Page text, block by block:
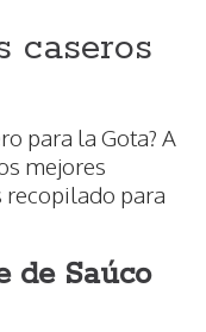
caseros
para la Gota? A
mejores
recopilado para
de Saúco